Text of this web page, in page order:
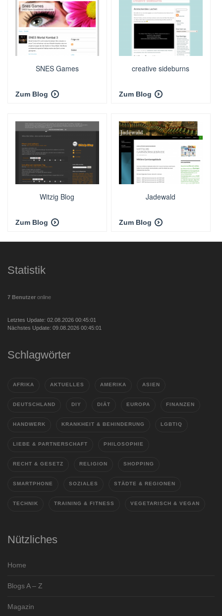
SNES Games
Zum Blog
creative sideburns
Zum Blog
Witzig Blog
Zum Blog
Jadewald
Zum Blog
Statistik
7 Benutzer online
Letztes Update: 02.08.2026 00:45:01
Nächstes Update: 09.08.2026 00:45:01
Schlagwörter
AFRIKA AKTUELLES AMERIKA ASIEN
DEUTSCHLAND DIY DIÄT EUROPA FINANZEN
HANDWERK KRANKHEIT & BEHINDERUNG LGBTIQ
LIEBE & PARTNERSCHAFT PHILOSOPHIE
RECHT & GESETZ RELIGION SHOPPING
SMARTPHONE SOZIALES STÄDTE & REGIONEN
TECHNIK TRAINING & FITNESS VEGETARISCH & VEGAN
Nützliches
Home
Blogs A – Z
Magazin